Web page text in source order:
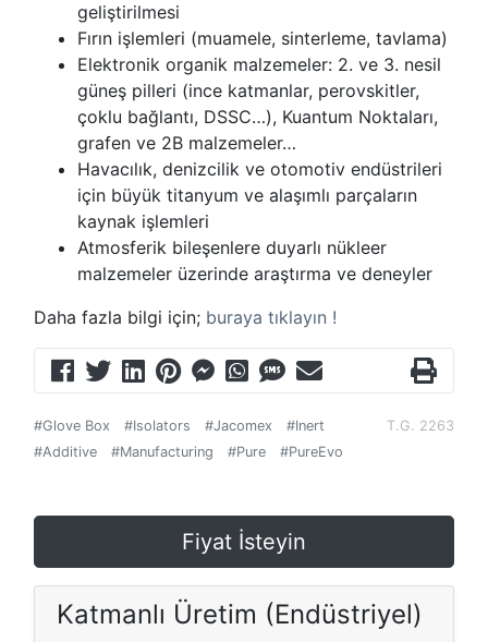
geliştirilmesi
Fırın işlemleri (muamele, sinterleme, tavlama)
Elektronik organik malzemeler: 2. ve 3. nesil
güneş pilleri (ince katmanlar, perovskitler,
çoklu bağlantı, DSSC…), Kuantum Noktaları,
grafen ve 2B malzemeler…
Havacılık, denizcilik ve otomotiv endüstrileri
için büyük titanyum ve alaşımlı parçaların
kaynak işlemleri
Atmosferik bileşenlere duyarlı nükleer
malzemeler üzerinde araştırma ve deneyler
Daha fazla bilgi için; buraya tıklayın !
T.G. 2263
#Glove Box #Isolators #Jacomex
#Inert
#Additive
#Manufacturing #Pure #PureEvo
Fiyat İsteyin
Katmanlı Üretim (Endüstriyel)